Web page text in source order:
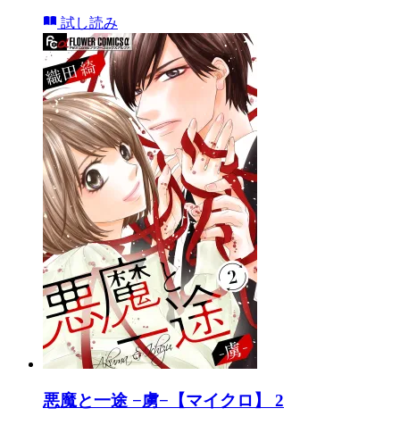
試し読み
悪魔と一途 −虜−【マイクロ】 2